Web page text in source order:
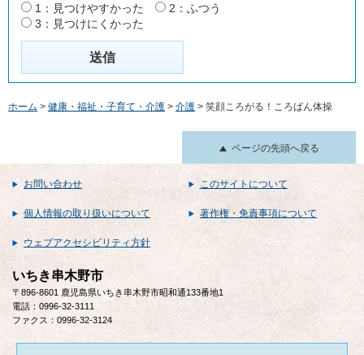
1：見つけやすかった
2：ふつう
3：見つけにくかった
ホーム > 健康・福祉・子育て・介護 > 介護 > 笑顔ころがる！ころばん体操
ページの先頭へ戻る
お問い合わせ このサイトについて
個人情報の取り扱いについて 著作権・免責事項について
ウェブアクセシビリティ方針
いちき串木野市
〒896-8601 鹿児島県いちき串木野市昭和通133番地1
電話：0996-32-3111
ファクス：0996-32-3124